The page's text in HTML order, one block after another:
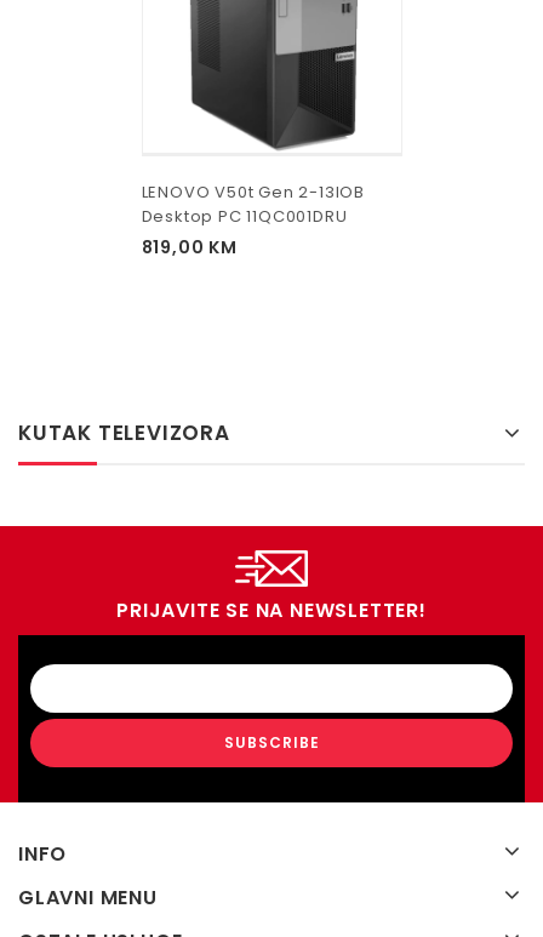
LENOVO V50t Gen 2-13IOB
Desktop PC 11QC001DRU
819,00 KM
KUTAK TELEVIZORA
PRIJAVITE SE NA NEWSLETTER!
INFO
GLAVNI MENU